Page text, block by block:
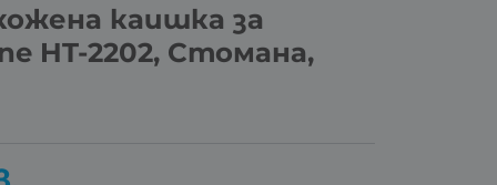
каишка за
HT-2202, Стомана,